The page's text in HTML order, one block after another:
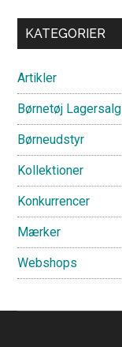
Primary
KATEGORIER
Artikler
Børnetøj Lagersalg
Børneudstyr
Kollektioner
Konkurrencer
Mærker
Webshops